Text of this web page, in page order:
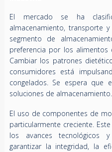
El mercado se ha
almacenamiento, transporte
segmento de
preferencia por los
Cambiar los patrones
consumidores está
congelados. Se espera que
soluciones de almacenamiento.
El uso de componentes de
particularmente creciente.
los avances tecnológicos
garantizar la integridad, la